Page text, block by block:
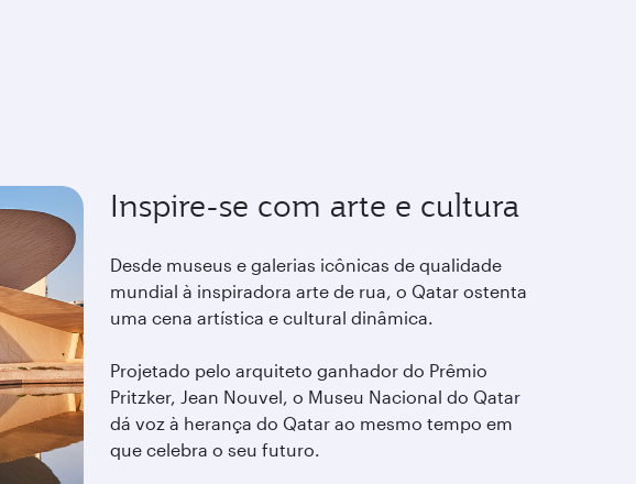
Inspire-se com arte e cultura
Desde museus e galerias icônicas de qualidade
mundial à inspiradora arte de rua, o Qatar ostenta
uma cena artística e cultural dinâmica.
Projetado pelo arquiteto ganhador do Prêmio
Pritzker, Jean Nouvel, o Museu Nacional do Qatar
dá voz à herança do Qatar ao mesmo tempo em
que celebra o seu futuro.